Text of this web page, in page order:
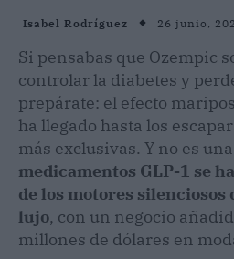
Isabel Rodríguez 26 junio,
Si pensabas que Ozempic
controlar la diabetes y
prepárate: el efecto
ha llegado hasta los
más exclusivas. Y no es
medicamentos GLP-1 se
de los motores silenciosos
lujo, con un negocio
millones de dólares en